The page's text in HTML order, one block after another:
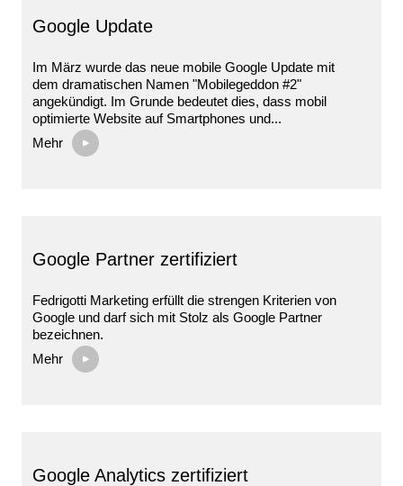
Google Update
Im März wurde das neue mobile Google Update mit
dem dramatischen Namen "Mobilegeddon #2"
angekündigt. Im Grunde bedeutet dies, dass mobil
optimierte Website auf Smartphones und...
Mehr
Google Partner zertifiziert
Fedrigotti Marketing erfüllt die strengen Kriterien von
Google und darf sich mit Stolz als Google Partner
bezeichnen.
Mehr
Google Analytics zertifiziert